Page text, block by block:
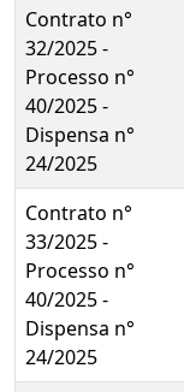
Contrato n°
32/2025 -
Processo n°
40/2025 -
Dispensa n°
24/2025
Contrato n°
33/2025 -
Processo n°
40/2025 -
Dispensa n°
24/2025